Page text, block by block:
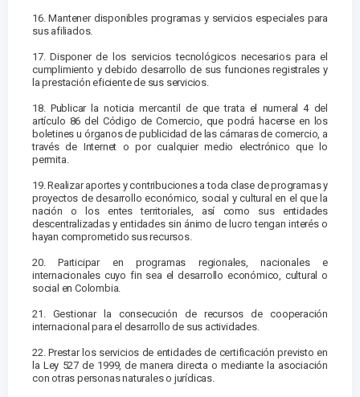
16. Mantener disponibles programas y servicios especiales para
sus afiliados.
17. Disponer de los servicios tecnológicos necesarios para el
cumplimiento y debido desarrollo de sus funciones registrales y
la prestación eficiente de sus servicios.
18. Publicar la noticia mercantil de que trata el numeral 4 del
artículo 86 del Código de Comercio, que podrá hacerse en los
boletines u órganos de publicidad de las cámaras de comercio, a
través de Internet o por cualquier medio electrónico que lo
permita.
19. Realizar aportes y contribuciones a toda clase de programas y
proyectos de desarrollo económico, social y cultural en el que la
nación o los entes territoriales, así como sus entidades
descentralizadas y entidades sin ánimo de lucro tengan interés o
hayan comprometido sus recursos.
20. Participar en programas regionales, nacionales e
internacionales cuyo fin sea el desarrollo económico, cultural o
social en Colombia.
21. Gestionar la consecución de recursos de cooperación
internacional para el desarrollo de sus actividades.
22. Prestar los servicios de entidades de certificación previsto en
la Ley 527 de 1999, de manera directa o mediante la asociación
con otras personas naturales o jurídicas.